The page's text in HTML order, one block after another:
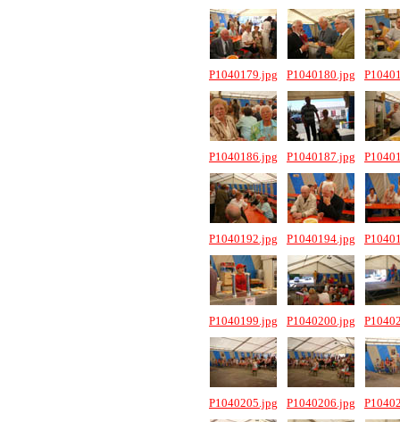
P1040179.jpg P1040180.jpg
P1040186.jpg P1040187.jpg
P1040192.jpg P1040194.jpg
P1040199.jpg P1040200.jpg
P1040205.jpg P1040206.jpg